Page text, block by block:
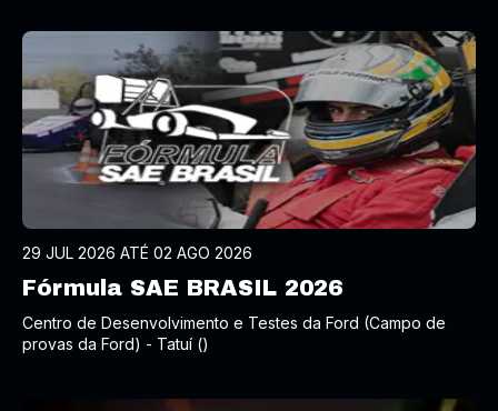
29 JUL 2026 ATÉ 02 AGO 2026
Fórmula SAE BRASIL 2026
Centro de Desenvolvimento e Testes da Ford (Campo de
provas da Ford) - Tatuí ()